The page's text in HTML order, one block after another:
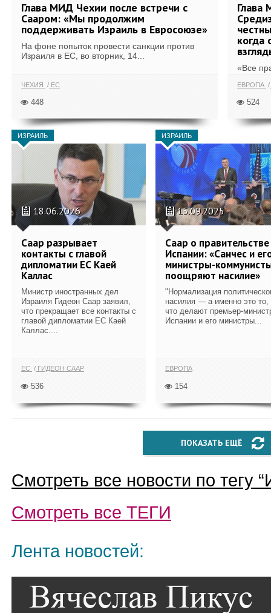
Глава МИД Чехии после встречи с
Сааром: «Мы продолжим
поддерживать Израиль в Евросоюзе»
На фоне попыток провести санкции против
Израиля в ЕС, во вторник, 14...
ЧЕХИЯ ЕС
448
Глава
когда
«Все
ЕВРОПА
524
ИЗРАИЛЬ
18.06.2026
Саар разрывает
контакты с главой
дипломатии ЕС Каей
Каллас
Министр иностранных дел
Израиля Гидеон Саар заявил,
что прекращает все контакты с
главой дипломатии ЕС Каей
Каллас....
ЕС ГИДЕОН СААР
536
ИЗРАИЛЬ
15.09.2025
Саар о правительстве
Испании: «Санчес и
министры-
поощряют насилие»
"Нормализация
насилия — а именно это то,
что делают премьер-
Испании и его министры...
ЕВРОПА
154
ПОКАЗАТЬ ЕЩЁ
Смотреть все новости по тегу “
Смотреть все ТЕГИ
Лента новостей: